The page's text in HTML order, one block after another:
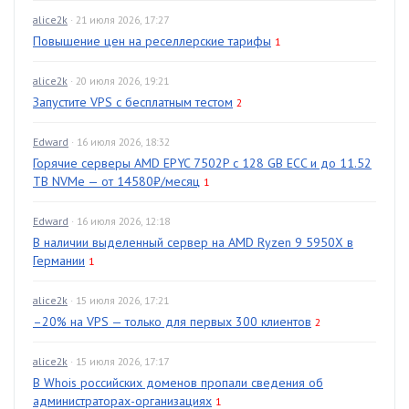
alice2k · 21 июля 2026, 17:27
Повышение цен на реселлерские тарифы 1
alice2k · 20 июля 2026, 19:21
Запустите VPS с бесплатным тестом 2
Edward · 16 июля 2026, 18:32
Горячие серверы AMD EPYC 7502P с 128 GB ECC и до 11.52
TB NVMe — от 14580₽/месяц 1
Edward · 16 июля 2026, 12:18
В наличии выделенный сервер на AMD Ryzen 9 5950X в
Германии 1
alice2k · 15 июля 2026, 17:21
–20% на VPS — только для первых 300 клиентов 2
alice2k · 15 июля 2026, 17:17
В Whois российских доменов пропали сведения об
администраторах-организациях 1